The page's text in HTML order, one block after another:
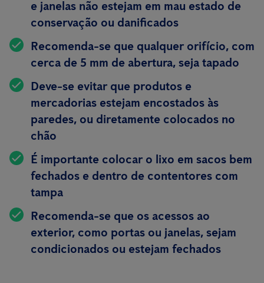
e janelas não estejam em mau estado de
conservação ou danificados
Recomenda-se que qualquer orifício, com
cerca de 5 mm de abertura, seja tapado
Deve-se evitar que produtos e
mercadorias estejam encostados às
paredes, ou diretamente colocados no
chão
É importante colocar o lixo em sacos bem
fechados e dentro de contentores com
tampa
Recomenda-se que os acessos ao
exterior, como portas ou janelas, sejam
condicionados ou estejam fechados